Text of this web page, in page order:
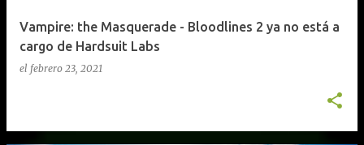
Vampire: the Masquerade - Bloodlines 2 ya no está a
cargo de Hardsuit Labs
el febrero 23, 2021